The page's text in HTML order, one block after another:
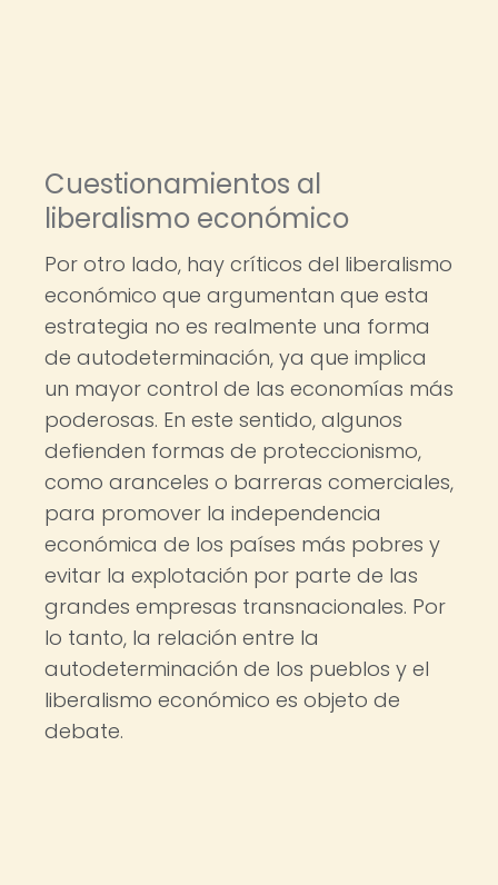
Cuestionamientos al
liberalismo económico
Por otro lado, hay críticos del liberalismo
económico que argumentan que esta
estrategia no es realmente una forma
de autodeterminación, ya que implica
un mayor control de las economías más
poderosas. En este sentido, algunos
defienden formas de proteccionismo,
como aranceles o barreras comerciales,
para promover la independencia
económica de los países más pobres y
evitar la explotación por parte de las
grandes empresas transnacionales. Por
lo tanto, la relación entre la
autodeterminación de los pueblos y el
liberalismo económico es objeto de
debate.